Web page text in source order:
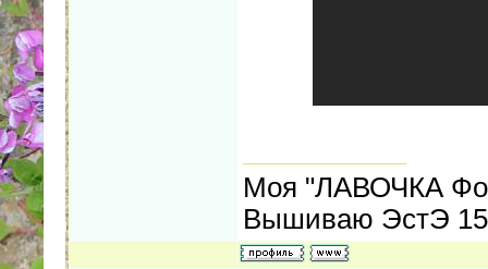
Моя "ЛАВОЧКА
Вышиваю ЭстЭ